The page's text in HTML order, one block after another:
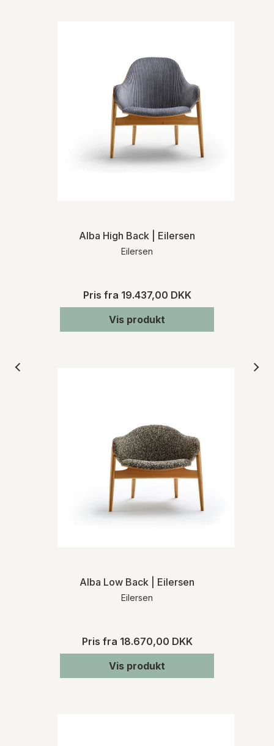
Alba High Back | Eilersen
Eilersen
Pris fra 19.437,00 DKK
Vis produkt
Alba Low Back | Eilersen
Eilersen
Pris fra 18.670,00 DKK
Vis produkt